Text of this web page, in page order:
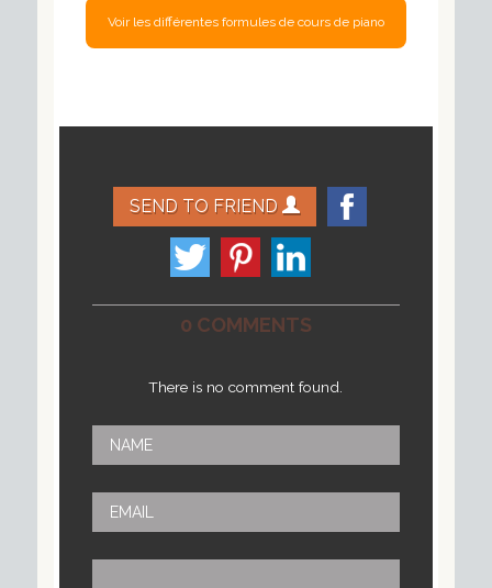
SEND TO FRIEND
0 COMMENTS
There is no comment found.